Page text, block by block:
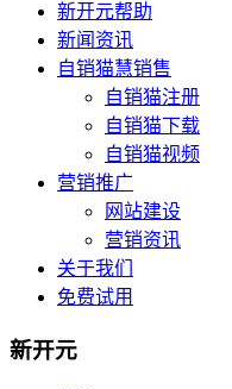
新开元帮助
新闻资讯
自销猫慧销售
自销猫注册
自销猫下载
自销猫视频
营销推广
网站建设
营销资讯
关于我们
免费试用
新开元